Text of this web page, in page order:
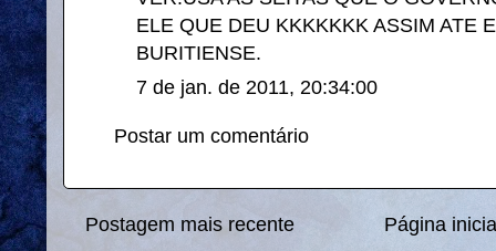
ELE QUE DEU KKKKKKK ASSIM ATE
BURITIENSE.
7 de jan. de 2011, 20:34:00
Postar um comentário
Postagem mais recente Página